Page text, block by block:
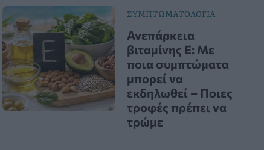
ΣΥΜΠΤΩΜΑΤΟΛΟΓΙΑ
Ανεπάρκεια
βιταμίνης Ε: Με
ποια συμπτώματα
μπορεί να
εκδηλωθεί – Ποιες
τροφές πρέπει να
τρώμε